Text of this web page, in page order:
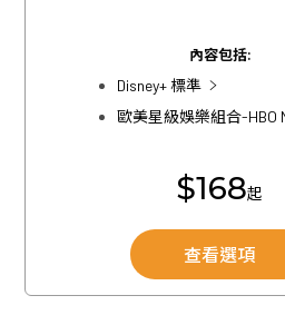
內容包括:
Disney+ 標準
歐美星級娛樂組合-HBO
$168起
查看選項